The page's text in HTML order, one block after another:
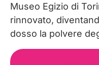
Museo Egizio di
rinnovato,
dosso la polvere